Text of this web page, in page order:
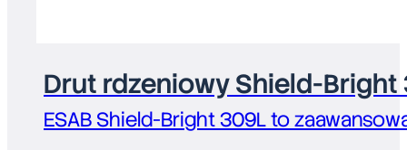
Drut rdzeniowy Shield-Bright
ESAB Shield-Bright 309L to